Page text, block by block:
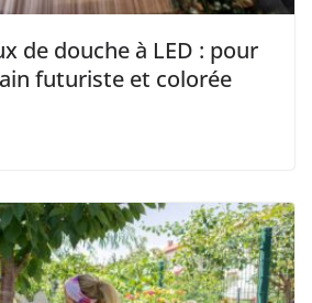
de douche à LED : pour
futuriste et colorée